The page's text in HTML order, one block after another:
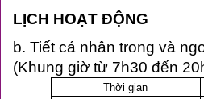
LỊCH HOẠT ĐỘNG
b. Tiết cá nhân trong và
(Khung giờ từ 7h30 đến
Thời gian